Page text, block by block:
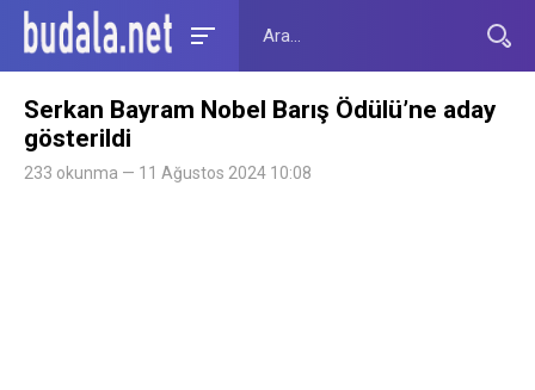
Serkan Bayram Nobel Barış Ödülü’ne aday
gösterildi
233 okunma — 11 Ağustos 2024 10:08